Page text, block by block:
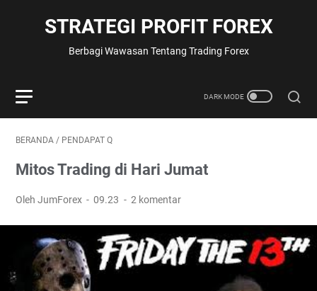
STRATEGI PROFIT FOREX
Berbagi Wawasan Tentang Trading Forex
BERANDA / PENDAPAT Q
Mitos Trading di Hari Jumat
Oleh JumForex 09.23 2 komentar